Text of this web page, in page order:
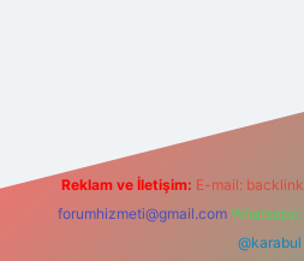
Reklam ve İletişim: E-mail:
forumhizmeti@gmail.com
@karabul